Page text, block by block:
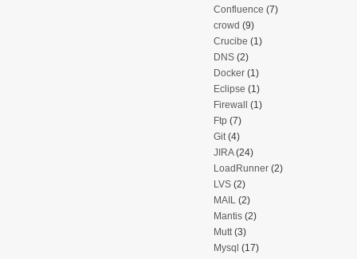
Confluence (7)
crowd (9)
Crucibe (1)
DNS(2)
Docker(1)
Eclipse (1)
Firewall (1)
Ftp(7)
Git(4)
JIRA(24)
LoadRunner(2)
LVS(2)
MAIL (2)
Mantis(2)
Mutt(3)
Mysql (17)